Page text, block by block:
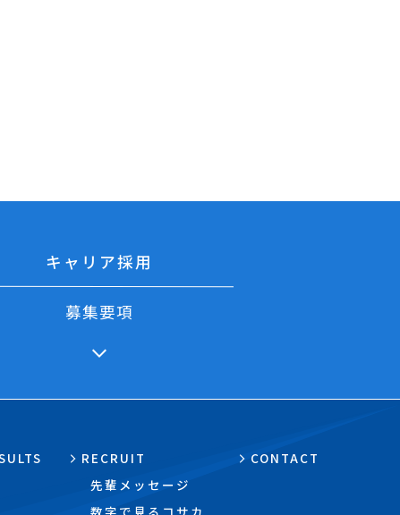
キャリア採用
募集要項
RECRUIT
先輩メッセージ
CONTACT